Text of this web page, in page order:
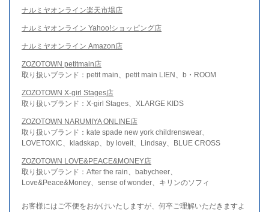
ナルミヤオンライン楽天市場店
ナルミヤオンライン Yahoo!ショッピング店
ナルミヤオンライン Amazon店
ZOZOTOWN petitmain店
取り扱いブランド：petit main、petit main LIEN、b・ROOM
ZOZOTOWN X-girl Stages店
取り扱いブランド：X-girl Stages、XLARGE KIDS
ZOZOTOWN NARUMIYA ONLINE店
取り扱いブランド：kate spade new york childrenswear、
LOVETOXIC、kladskap、by loveit、Lindsay、BLUE CROSS
ZOZOTOWN LOVE&PEACE&MONEY店
取り扱いブランド：After the rain、babycheer、
Love&Peace&Money、sense of wonder、キリンのソフィ
お客様にはご不便をおかけいたしますが、何卒ご理解いただきますよ